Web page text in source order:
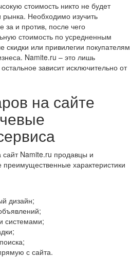
стоимость никто не будет
рынка. Необходимо изучить
за и против, после чего
стоимость по усредненным
скидки или привилегии покупателям
Namite.ru – это лишь
зависит исключительно от
на сайте
Namite.ru продавцы и
преимущественные характеристики
дизайн;
системами;
с сайта.